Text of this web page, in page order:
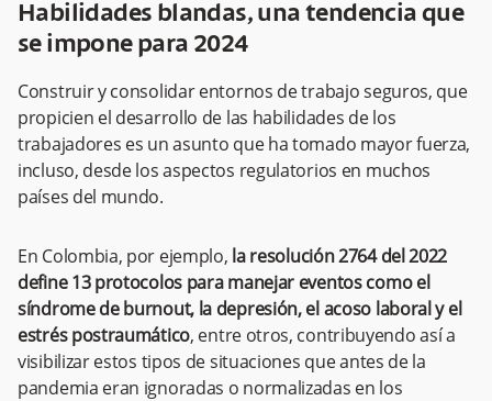
Habilidades blandas, una tendencia que
se impone para 2024
Construir y consolidar entornos de trabajo seguros, que
propicien el desarrollo de las habilidades de los
trabajadores es un asunto que ha tomado mayor fuerza,
incluso, desde los aspectos regulatorios en muchos
países del mundo.
En Colombia, por ejemplo, la resolución 2764 del 2022
define 13 protocolos para manejar eventos como el
síndrome de burnout, la depresión, el acoso laboral y el
estrés postraumático, entre otros, contribuyendo así a
visibilizar estos tipos de situaciones que antes de la
pandemia eran ignoradas o normalizadas en los